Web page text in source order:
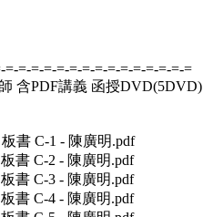
=-=-=-=-=-=-=-=-=-=-=-=-=-=
含PDF講義 函授DVD(5DVD)
書 C-1 - 陳廣明.pdf
書 C-2 - 陳廣明.pdf
書 C-3 - 陳廣明.pdf
書 C-4 - 陳廣明.pdf